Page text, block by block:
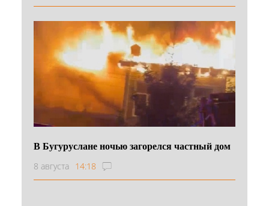
В Бугуруслане ночью загорелся частный дом
8 августа 14:18